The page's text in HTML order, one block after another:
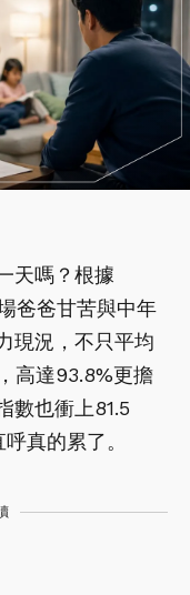
天嗎？根據
爸爸甘苦與中年
現況，不只平均
高達93.8%更擔
數也衝上81.5
真的累了。